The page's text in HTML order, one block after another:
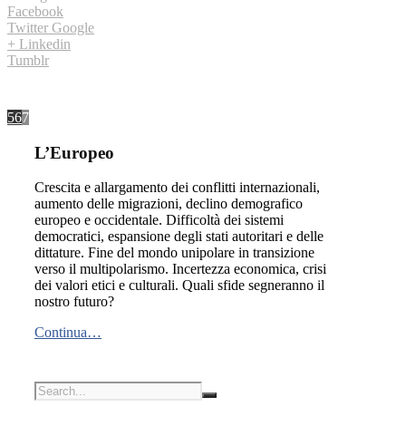
Facebook
Twitter Google
+ Linkedin
Tumblr
567
L’Europeo
Crescita e allargamento dei conflitti internazionali,
aumento delle migrazioni, declino demografico
europeo e occidentale. Difficoltà dei sistemi
democratici, espansione degli stati autoritari e delle
dittature. Fine del mondo unipolare in transizione
verso il multipolarismo. Incertezza economica, crisi
dei valori etici e culturali. Quali sfide segneranno il
nostro futuro?
Continua…